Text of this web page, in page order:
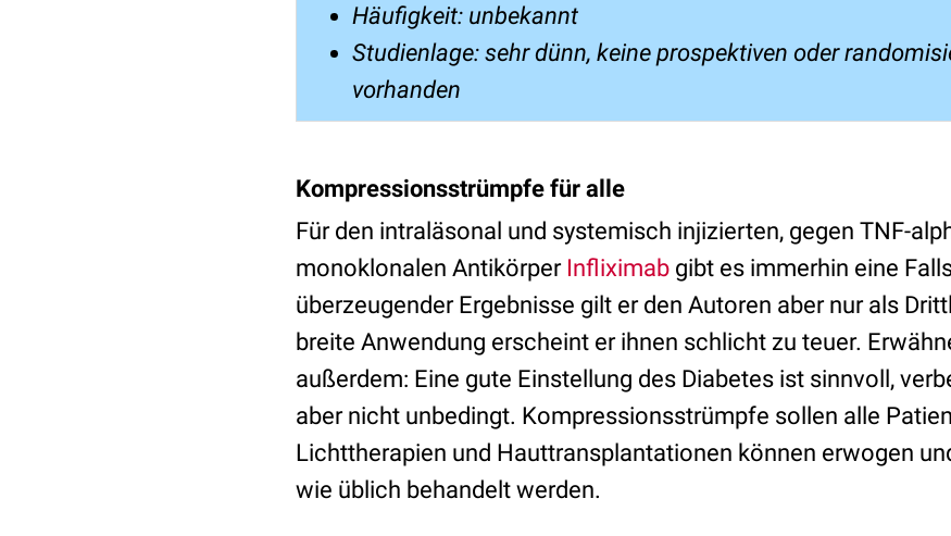
Häufigkeit: unbekannt
Studienlage: sehr dünn, keine prospektiven oder
vorhanden
Kompressionsstrümpfe für alle
Für den intraläsonal und systemisch injizierten, gegen TNF-
monoklonalen Antikörper Infliximab gibt es immerhin eine
überzeugender Ergebnisse gilt er den Autoren aber nur als
breite Anwendung erscheint er ihnen schlicht zu teuer.
außerdem: Eine gute Einstellung des Diabetes ist sinnvoll,
aber nicht unbedingt. Kompressionsstrümpfe sollen alle
Lichttherapien und Hauttransplantationen können erwogen
wie üblich behandelt werden.